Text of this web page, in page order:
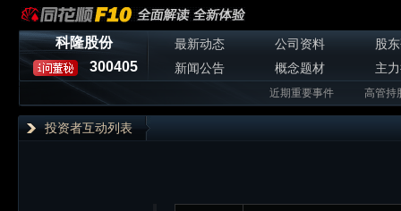
科隆股份
300405
最新动态 公司资料
股
新闻公告
概念题材 主
近期重要事件 高管持
投资者互动列表